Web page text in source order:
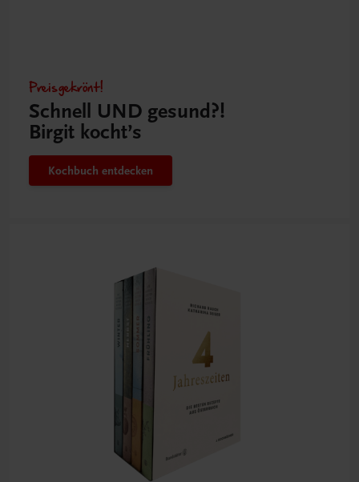
Preisgekrönt!
Schnell UND gesund?!
Birgit kocht’s
Kochbuch entdecken